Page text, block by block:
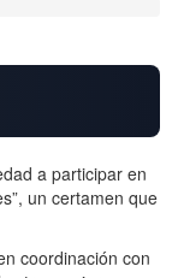
a participar en
un certamen que
coordinación con